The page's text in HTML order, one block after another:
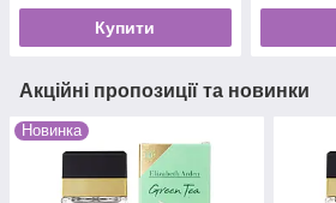
Купити
Акційні пропозиції та новинки
Новинка